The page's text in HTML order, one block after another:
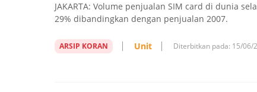
JAKARTA: Volume penjualan SIM card di dunia
29% dibandingkan dengan penjualan 2007.
ARSIP KORAN Unit Diterbitkan pada: 15/06/